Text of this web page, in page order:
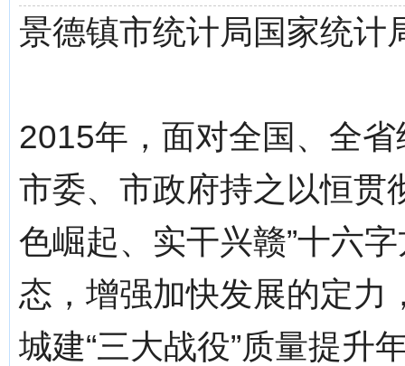
景德镇市统计局国家统计
2015年，面对全国、全
市委、市政府持之以恒贯
色崛起、实干兴赣”十六
态，增强加快发展的定力
城建“三大战役”质量提升